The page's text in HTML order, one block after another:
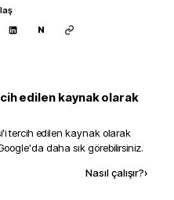
N
edilen kaynak olarak
'i tercih edilen kaynak olarak
daha sık görebilirsiniz.
Nasıl çalışır?›